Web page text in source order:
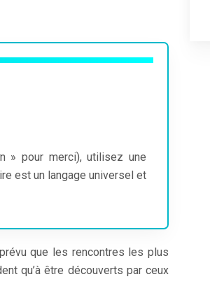
» pour merci), utilisez une
est un langage universel et
que les rencontres les plus
qu’à être découverts par ceux